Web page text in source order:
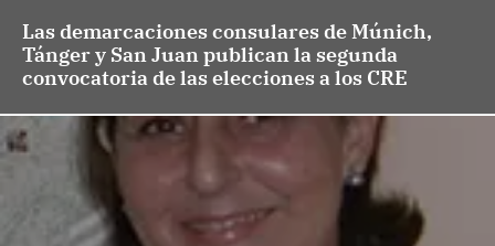
Las demarcaciones consulares de Múnich,
Tánger y San Juan publican la segunda
convocatoria de las elecciones a los CRE